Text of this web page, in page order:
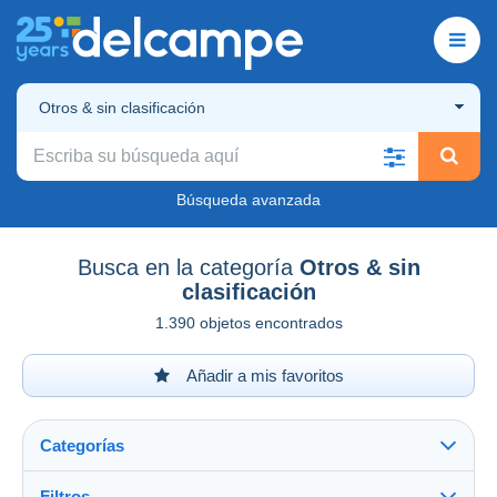
Otros & sin clasificación
Búsqueda avanzada
Busca en la categoría Otros & sin
clasificación
1.390 objetos encontrados
Añadir a mis favoritos
Categorías